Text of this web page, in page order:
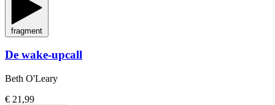
fragment
De wake-upcall
Beth O'Leary
€ 21,99